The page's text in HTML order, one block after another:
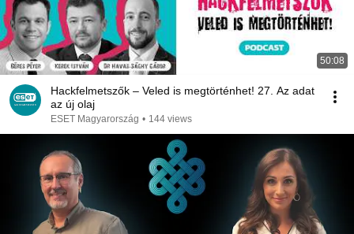
50:08
Hackfelmetszők – Veled is megtörténhet! 27. Az adat
az új olaj
ESET Magyarország • 144 views